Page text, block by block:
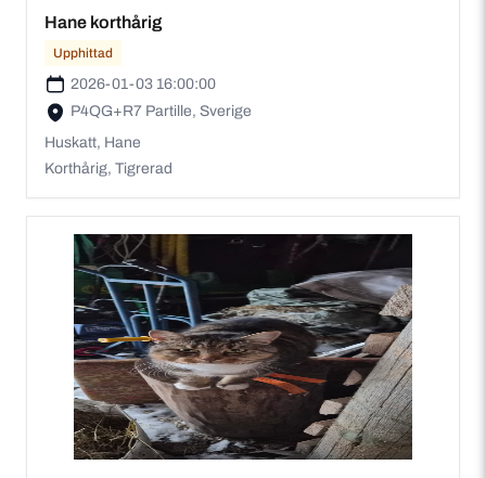
Hane korthårig
Upphittad
2026-01-03 16:00:00
P4QG+R7 Partille, Sverige
Huskatt, Hane
Korthårig, Tigrerad